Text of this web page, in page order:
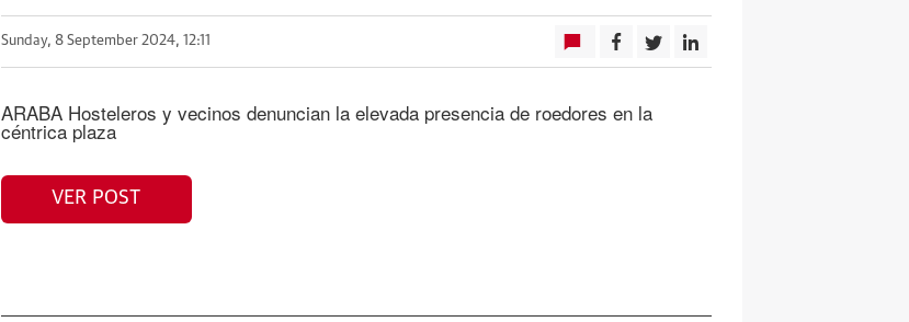
Sunday, 8 September 2024, 12:11
ARABA Hosteleros y vecinos denuncian la elevada presencia de roedores en la
céntrica plaza
VER POST